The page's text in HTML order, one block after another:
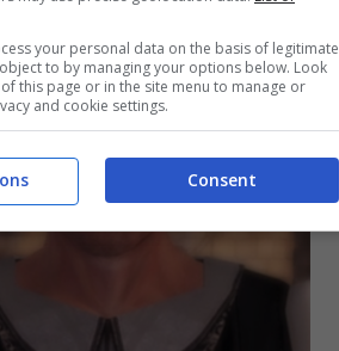
your personal data on the basis of legitimate
to by managing your options below. Look
this page or in the site menu to manage or
and cookie settings.
Consent